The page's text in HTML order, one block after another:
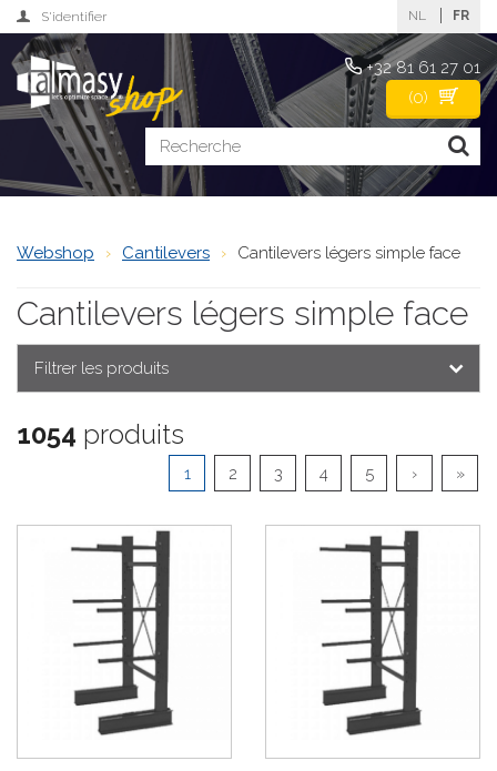
S'identifier NL FR
+32 81 61 27 01
(0)
Webshop Cantilevers Cantilevers légers simple face
Cantilevers légers simple face
Filtrer les produits
1054 produits
1 2 3 4 5 › »